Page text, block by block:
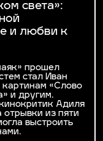
света»:
и любви к
прошел
стал Иван
«Слово
и другим.
Адиля
отрывки из пяти
выстроить